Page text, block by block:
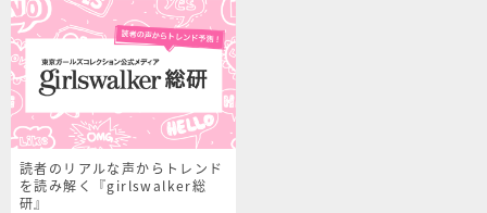
読者のリアルな声からトレンド
を読み解く『girlswalker総
研』